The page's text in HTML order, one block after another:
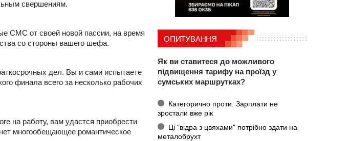
свершениям.
СМС от своей новой пассии, на время
со стороны вашего шефа.
дел. Вы и сами испытаете
финала всего за несколько рабочих
на работу, вам удастся приобрести
многообещающее романтическое
ОПИТУВАННЯ
Як ви ставитеся до можливого
підвищення тарифу на проїзд у
сумських маршрутках?
Категорично проти. Зарплати не
зростали вже рік
Ці "відра з цвяхами" потрібно здати на
металобрухт